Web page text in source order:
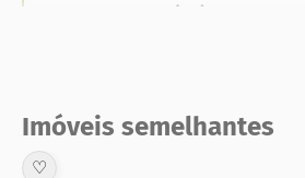
(21) 99737-1912
Imóveis semelhantes
♡